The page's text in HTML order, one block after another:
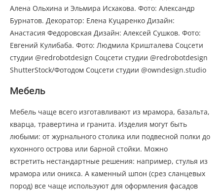
Алена Ольхина и Эльмира Исхакова. Фото: Александр
Бурнатов. Декоратор: Елена Куцаренко Дизайн:
Анастасия Федоровская Дизайн: Алексей Сушков. Фото:
Евгений Кулибаба. Фото: Людмила Кришталева Соцсети
студии @redrobotdesign Соцсети студии @redrobotdesign
ShutterStock/Фотодом Соцсети студии @owndesign.studio
Мебель
Мебель чаще всего изготавливают из мрамора, базальта,
кварца, травертина и гранита. Изделия могут быть
любыми: от журнального столика или подвесной полки до
кухонного острова или барной стойки. Можно
встретить нестандартные решения: например, стулья из
мрамора или оникса. А каменный шпон (срез сланцевых
пород) все чаще используют для оформления фасадов